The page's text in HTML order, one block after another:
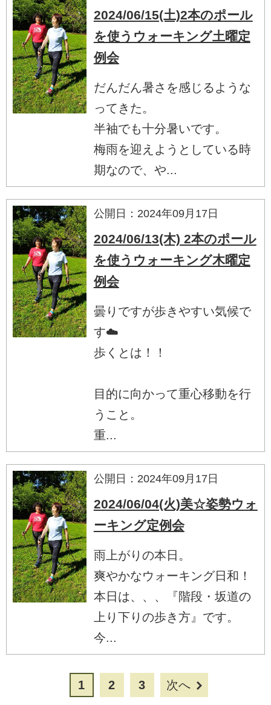
2024/06/15(土)2本のポール
を使うウォーキング土曜定
例会
だんだん暑さを感じるような
ってきた。
半袖でも十分暑いです。
梅雨を迎えようとしている時
期なので、や...
公開日：2024年09月17日
2024/06/13(木) 2本のポール
を使うウォーキング木曜定
例会
曇りですが歩きやすい気候で
す☁️
歩くとは！！
目的に向かって重心移動を行
うこと。
重...
公開日：2024年09月17日
2024/06/04(火)美☆姿勢ウォ
ーキング定例会
雨上がりの本日。
爽やかなウォーキング日和！
本日は、、、『階段・坂道の
上り下りの歩き方』です。
今...
1 2 3 次へ